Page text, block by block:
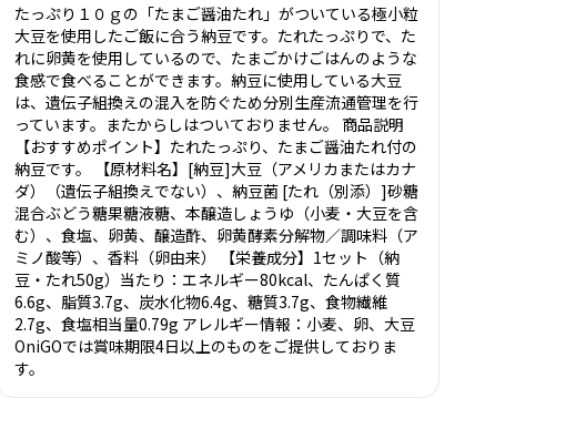
たっぷり１０ｇの「たまご醤油たれ」がついている極小粒
大豆を使用したご飯に合う納豆です。たれたっぷりで、た
れに卵黄を使用しているので、たまごかけごはんのような
食感で食べることができます。納豆に使用している大豆
は、遺伝子組換えの混入を防ぐため分別生産流通管理を行
っています。またからしはついておりません。 商品説明
【おすすめポイント】たれたっぷり、たまご醤油たれ付の
納豆です。 【原材料名】[納豆]大豆（アメリカまたはカナ
ダ）（遺伝子組換えでない）、納豆菌 [たれ（別添）]砂糖
混合ぶどう糖果糖液糖、本醸造しょうゆ（小麦・大豆を含
む）、食塩、卵黄、醸造酢、卵黄酵素分解物／調味料（ア
ミノ酸等）、香料（卵由来） 【栄養成分】1セット（納
豆・たれ50g）当たり：エネルギー80kcal、たんぱく質
6.6g、脂質3.7g、炭水化物6.4g、糖質3.7g、食物繊維
2.7g、食塩相当量0.79g アレルギー情報：小麦、卵、大豆
OniGOでは賞味期限4日以上のものをご提供しておりま
す。